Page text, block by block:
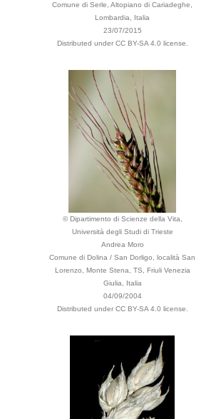
Comune di Serle, Altopiano di Cariadeghe,
Lombardia, Italia
23/07/2015
Distributed under CC BY-SA 4.0 license.
© Dipartimento di Scienze della Vita,
Università degli Studi di Trieste
Andrea Moro
Comune di Dolina / San Dorligo, località San
Lorenzo, Monte Stena, TS, Friuli Venezia
Giulia, Italia
04/09/2004
Distributed under CC BY-SA 4.0 license.